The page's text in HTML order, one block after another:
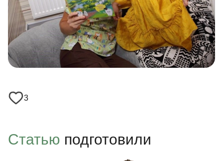
3
Статью подготовили